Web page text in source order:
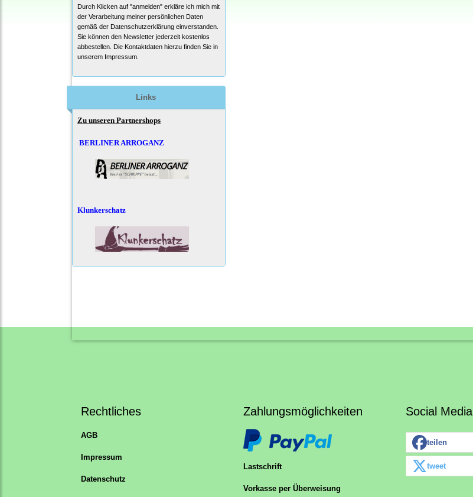
Durch Klicken auf "anmelden" erkläre ich mich mit
der Verarbeitung meiner persönlichen Daten
gemäß der Datenschutzerklärung einverstanden.
Sie können den Newsletter jederzeit kostenlos
abbestellen. Die Kontaktdaten hierzu finden Sie in
unserem Impressum.
Links
Zu unseren Partnershops
BERLINER ARROGANZ
Klunkerschatz
Rechtliches
AGB
Impressum
Datenschutz
Zahlungsmöglichkeiten
Lastschrift
Vorkasse per Überweisung
Social Media
teilen
tweet